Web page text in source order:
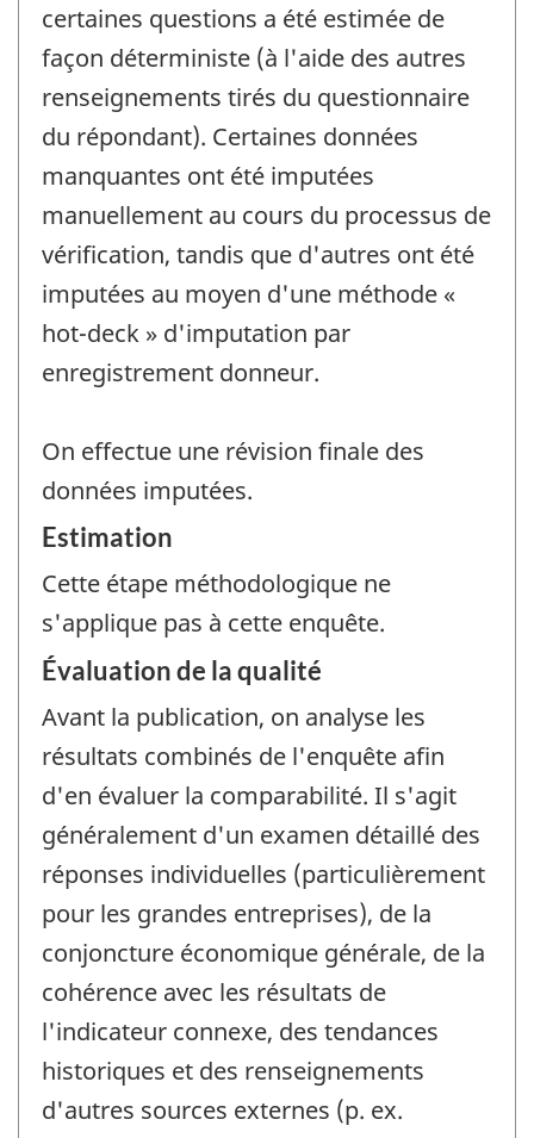
certaines questions a été estimée de
façon déterministe (à l'aide des autres
renseignements tirés du questionnaire
du répondant). Certaines données
manquantes ont été imputées
manuellement au cours du processus de
vérification, tandis que d'autres ont été
imputées au moyen d'une méthode «
hot-deck » d'imputation par
enregistrement donneur.
On effectue une révision finale des
données imputées.
Estimation
Cette étape méthodologique ne
s'applique pas à cette enquête.
Évaluation de la qualité
Avant la publication, on analyse les
résultats combinés de l'enquête afin
d'en évaluer la comparabilité. Il s'agit
généralement d'un examen détaillé des
réponses individuelles (particulièrement
pour les grandes entreprises), de la
conjoncture économique générale, de la
cohérence avec les résultats de
l'indicateur connexe, des tendances
historiques et des renseignements
d'autres sources externes (p. ex.